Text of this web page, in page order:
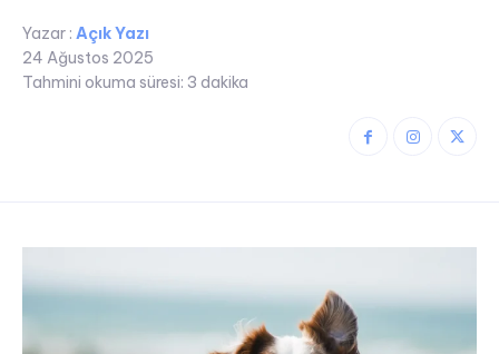
Yazar : Açık Yazı
24 Ağustos 2025
Tahmini okuma süresi: 3 dakika